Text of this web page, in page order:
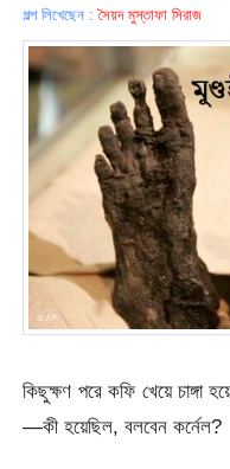
গল্প লিখেছেন :সৈয়দ মুস্তাফা সিরাজ
কিছুক্ষণ পরে কফি খেয়ে চাঙ্গা
—কী হয়েছিল, বলবেন কর্নেল?